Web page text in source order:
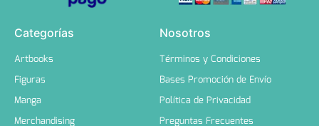
Categorías
Artbooks
Figuras
Manga
Merchandising
Nosotros
Términos y Condiciones
Bases Promoción de Envío
Política de Privacidad
Preguntas Frecuentes